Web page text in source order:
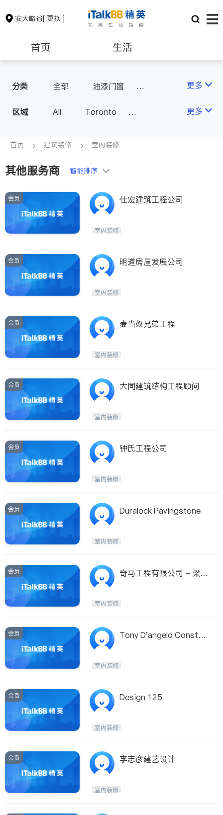
安大略省[ 更换 ]
首页 生活
保险理财 房地产租售
银行贷款 会计师
建筑装修
分类 全部
油漆门窗
地板建材
水电冷暖
更多
区域 All
Toronto
Scarborough
North York
Brampton
Kitchener
Newmarket
Stouffville
Maple
Waterloo
Guelph
Ajax
Oshawa
Niagara Falls
Pickering
Concord
Port Perry
King
更多
首页 建筑装修 室内装修
其他服务商 智能排序
会员 仕宏建筑工程公司
室内装修
会员 明道房屋发展公司
室内装修
会员 麦当奴兄弟工程
室内装修
会员 大同建筑结构工程顾问
室内装修
会员 钟氏工程公司
室内装修
会员 Duralock Pavingstone
室内装修
会员
奇马工程有限公司 - 梁康
室内装修
会员
Tony D'angelo Constru
室内装修
会员 Design 125
室内装修
会员 李志彦建艺设计
室内装修